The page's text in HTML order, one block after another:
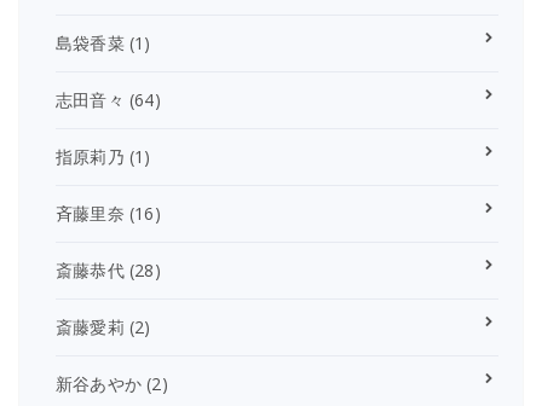
島袋香菜(1)
志田音々 (64)
指原莉乃 (1)
斉藤里奈 (16)
斎藤恭代(28)
斎藤愛莉 (2)
新谷あやか (2)